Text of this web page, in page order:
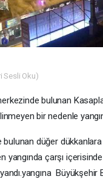
Sesli Oku)
bulunan
bir nedenle yangın
bulunan düğer
yangında çarşı
Büyükşehir